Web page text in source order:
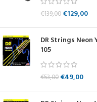
€139,00 €129,00
DR Strings Neon
105
€53,00 €49,00